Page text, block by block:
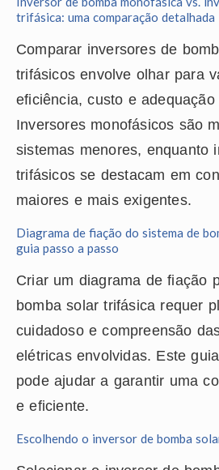
trifásica: uma comparação detalhada
Comparar inversores de
trifásicos envolve olhar para
eficiência, custo e
Inversores monofásicos são
sistemas menores, enquanto
trifásicos se destacam em
maiores e mais exigentes.
Diagrama de fiação do sistema de
guia passo a passo
Criar um diagrama de fiação
bomba solar trifásica requer
cuidadoso e compreensão
elétricas envolvidas. Este
pode ajudar a garantir uma
e eficiente.
Escolhendo o inversor de bomba